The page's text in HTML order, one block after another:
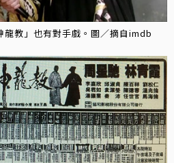
龍教」也有對手戲。圖／摘自imdb